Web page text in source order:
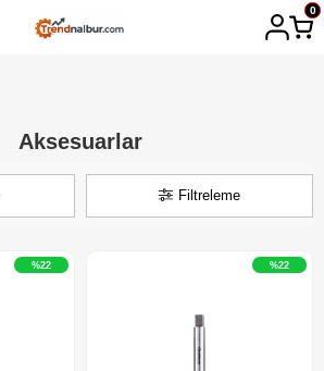
0
Aksesuarlar
Filtreleme
%22 %22